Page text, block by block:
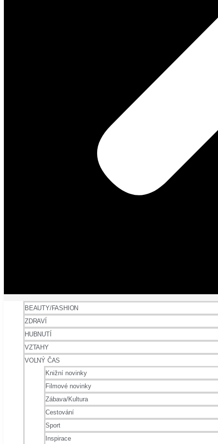
BEAUTY/FASHION
ZDRAVÍ
HUBNUTÍ
VZTAHY
VOLNÝ ČAS
Knižní novinky
Filmové novinky
Zábava/Kultura
Cestování
Sport
Inspirace